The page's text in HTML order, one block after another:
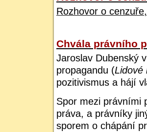
Rozhovor o
Chvála právního
Jaroslav Dubenský
propagandu (Lidové
pozitivismus a hájí
Spor mezi právními
práva, a právníky
sporem o chápání